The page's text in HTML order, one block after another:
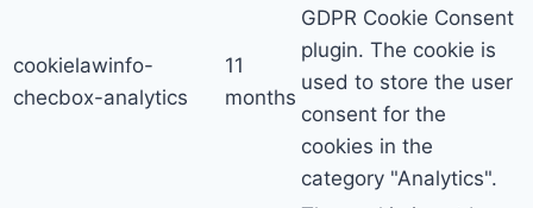
cookielawinfo-
checbox-analytics
11
months
GDPR Cookie Consent
plugin. The cookie is
used to store the user
consent for the
cookies in the
category "Analytics".